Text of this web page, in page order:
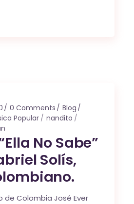
0 Comments
Blog
Popular
nandito
No Sabe”
Solís,
de Colombia José Ever